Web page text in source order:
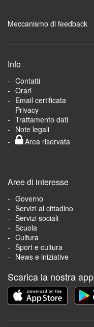
Meccanismo di feedback
Info
Contatti
Orari
Email certificata
Privacy
Trattamento dati
Note legali
Area riservata
Aree di interesse
Governo
Servizi al cittadino
Servizi sociali
Scuola
Cultura
Sport e cultura
News e iniziative
Scarica la nostra app